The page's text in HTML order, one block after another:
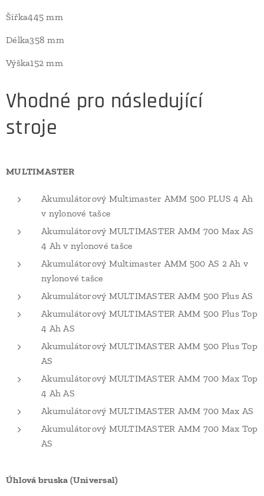
Šířka445 mm
Délka358 mm
Výška152 mm
Vhodné pro následující
stroje
MULTIMASTER
Akumulátorový Multimaster AMM 500 PLUS 4 Ah
v nylonové tašce
Akumulátorový MULTIMASTER AMM 700 Max AS
4 Ah v nylonové tašce
Akumulátorový Multimaster AMM 500 AS 2 Ah v
nylonové tašce
Akumulátorový MULTIMASTER AMM 500 Plus AS
Akumulátorový MULTIMASTER AMM 500 Plus Top
4 Ah AS
Akumulátorový MULTIMASTER AMM 500 Plus Top
AS
Akumulátorový MULTIMASTER AMM 700 Max Top
4 Ah AS
Akumulátorový MULTIMASTER AMM 700 Max AS
Akumulátorový MULTIMASTER AMM 700 Max Top
AS
Úhlová bruska (Universal)